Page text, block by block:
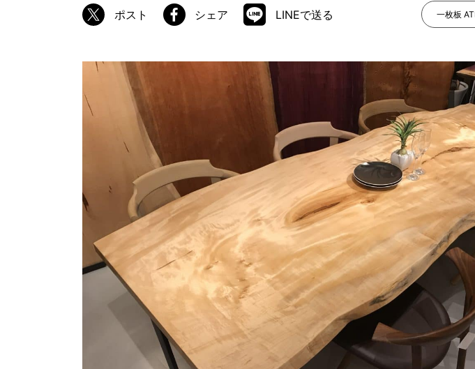
製造工程
加工技術
商品情報
ATELIER MOKUBAの一枚板テーブル
ATELIER MOKUBAの一枚板×異素材
特別なダイニングチェア
一枚板用のテーブル脚
コーディネート集
メンテナンス方法
吉祥寺ギャラリー
名古屋ギャラリー
大阪梅田ギャラリー
アウトレット神戸店
大川ギャラリー【本店】
天神ギャラリー
公式オンラインストア
WEBカタログ
ポスト シェア LINEで送る 一枚板